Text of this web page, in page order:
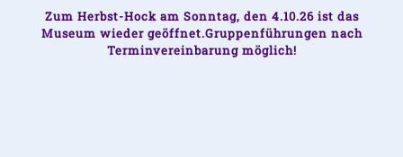
Zum Herbst-Hock am Sonntag, den 4.10.26 ist das
Museum wieder geöffnet.Gruppenführungen nach
Terminvereinbarung möglich!